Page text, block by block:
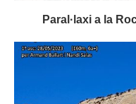
Paral·laxi a la